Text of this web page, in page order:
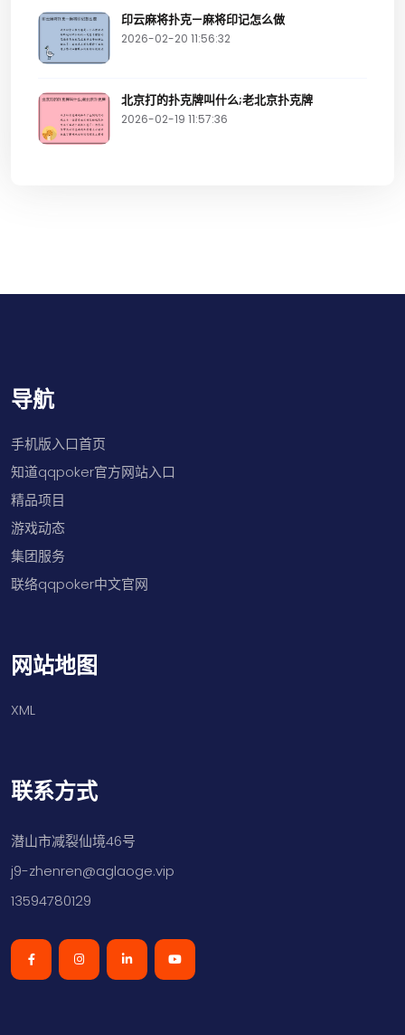
印云麻将扑克—麻将印记怎么做
2026-02-20 11:56:32
北京打的扑克牌叫什么;老北京扑克牌
2026-02-19 11:57:36
导航
手机版入口首页
知道qqpoker官方网站入口
精品项目
游戏动态
集团服务
联络qqpoker中文官网
网站地图
XML
联系方式
潜山市减裂仙境46号
j9-zhenren@aglaoge.vip
13594780129